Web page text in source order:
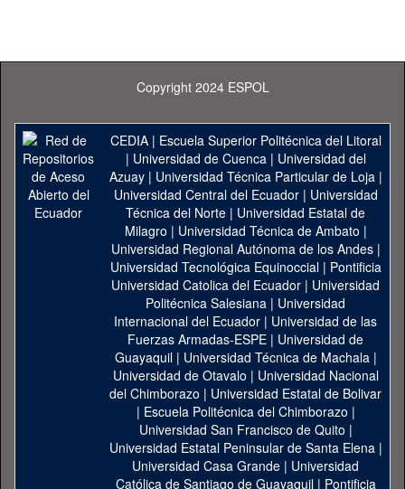
Copyright 2024 ESPOL
CEDIA| Escuela Superior Politécnica del Litoral
| Universidad de Cuenca| Universidad del
Azuay| Universidad Técnica Particular de Loja|
Universidad Central del Ecuador| Universidad
Técnica del Norte | Universidad Estatal de
Milagro | Universidad Técnica de Ambato |
Universidad Regional Autónoma de los Andes|
Universidad Tecnológica Equinoccial| Pontificia
Universidad Catolica del Ecuador | Universidad
Politécnica Salesiana | Universidad
Internacional del Ecuador | Universidad de las
Fuerzas Armadas-ESPE | Universidad de
Guayaquil| Universidad Técnica de Machala|
Universidad de Otavalo | Universidad Nacional
del Chimborazo | Universidad Estatal de Bolivar
| Escuela Politécnica del Chimborazo |
Universidad San Francisco de Quito |
Universidad Estatal Peninsular de Santa Elena|
Universidad Casa Grande | Universidad
Católica de Santiago de Guayaquil| Pontificia